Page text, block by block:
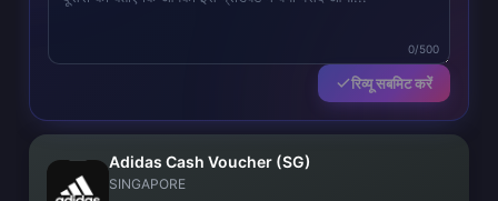
0/500
रिव्यू सबमिट करें
Adidas Cash Voucher (SG)
SINGAPORE